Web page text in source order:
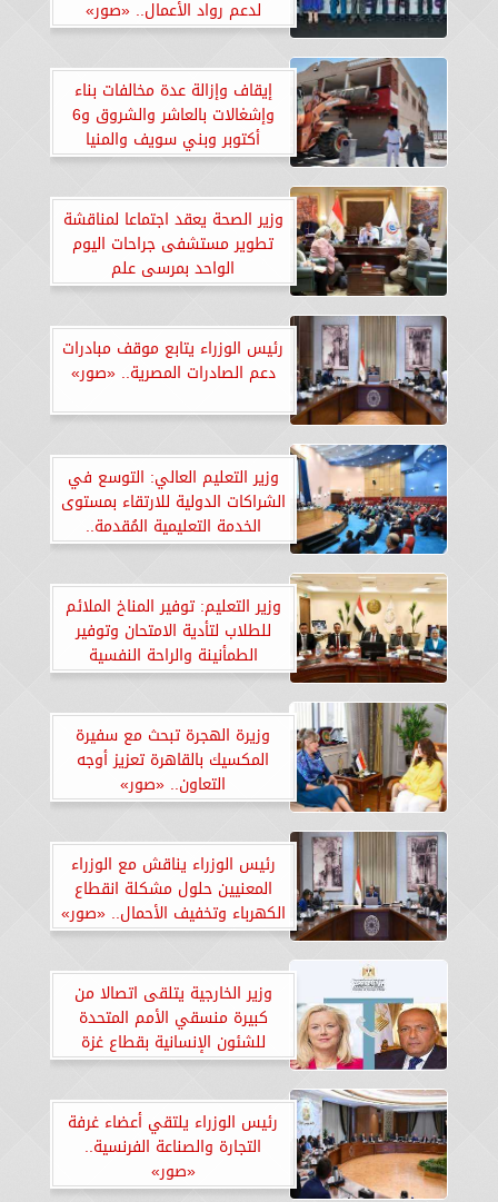
لدعم رواد الأعمال.. «صور»
إيقاف وإزالة عدة مخالفات بناء
وإشغالات بالعاشر والشروق و6
أكتوبر وبني سويف والمنيا
الجديدتين.. «صور»
وزير الصحة يعقد اجتماعا لمناقشة
تطوير مستشفى جراحات اليوم
الواحد بمرسى علم
رئيس الوزراء يتابع موقف مبادرات
دعم الصادرات المصرية.. «صور»
وزير التعليم العالي: التوسع في
الشراكات الدولية للارتقاء بمستوى
الخدمة التعليمية المُقدمة..
«صور»
وزير التعليم: توفير المناخ الملائم
للطلاب لتأدية الامتحان وتوفير
الطمأنينة والراحة النفسية
وزيرة الهجرة تبحث مع سفيرة
المكسيك بالقاهرة تعزيز أوجه
التعاون.. «صور»
رئيس الوزراء يناقش مع الوزراء
المعنيين حلول مشكلة انقطاع
الكهرباء وتخفيف الأحمال.. «صور»
وزير الخارجية يتلقى اتصالا من
كبيرة منسقي الأمم المتحدة
للشئون الإنسانية بقطاع غزة
رئيس الوزراء يلتقي أعضاء غرفة
التجارة والصناعة الفرنسية..
«صور»